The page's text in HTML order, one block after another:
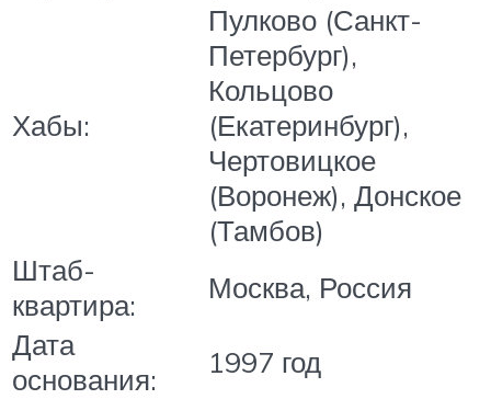
Хабы:
Пулково (Санкт-
Петербург),
Кольцово
(Екатеринбург),
Чертовицкое
(Воронеж), Донское
(Тамбов)
Штаб-
квартира:
Москва, Россия
Дата
основания:
1997 год